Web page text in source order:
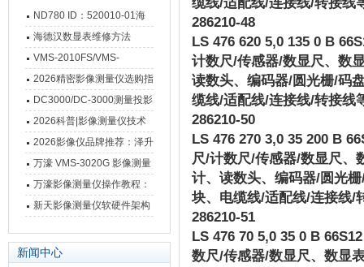
ND780 ID：520010-01海
德汉数显表故障维修内容
海德汉数显表维修方法
VMS-2010FS/VMS-
3020FS/VMS-4030FS手动
影像测量仪技术参数
2026精密影像测量仪选购指
南 靠谱品牌一站式选型推荐
DC3000/DC-3000测量投影
仪万濠数据处理器数显表故
障维修方法
2026科普|影像测量仪技术
原理、分类及选型应用
2026影像仪品牌推荐：泽升
影像测量仪选型指南
万濠 VMS-3020G 影像测量
仪技术规格与应用解析
万濠影像测量仪操作教程：
从开机到出报告，新手也能
新天影像测量仪软硬件架构
新闻中心
286210-48
LS 476 620 5,0 135 0 B
计数尺/传感器/数显尺、数
读数头、编码器/圆光栅/码
缆线/适配线/连接线/转接线
286210-50
LS 476 270 3,0 35 200 B
尺/计数尺/传感器/数显尺、
计、读数头、编码器/圆光栅
块、电缆线/适配线/连接线/
286210-51
LS 476 70 5,0 35 0 B
数尺/传感器/数显尺、数显